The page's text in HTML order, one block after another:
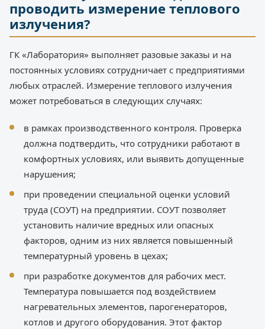
проводить измерение теплового
излучения?
ГК «Лаборатория» выполняет разовые заказы и на
постоянных условиях сотрудничает с предприятиями
любых отраслей. Измерение теплового излучения
может потребоваться в следующих случаях:
в рамках производственного контроля. Проверка
должна подтвердить, что сотрудники работают в
комфортных условиях, или выявить допущенные
нарушения;
при проведении специальной оценки условий
труда (СОУТ) на предприятии. СОУТ позволяет
установить наличие вредных или опасных
факторов, одним из них является повышенный
температурный уровень в цехах;
при разработке документов для рабочих мест.
Температура повышается под воздействием
нагревательных элементов, парогенераторов,
котлов и другого оборудования. Этот фактор